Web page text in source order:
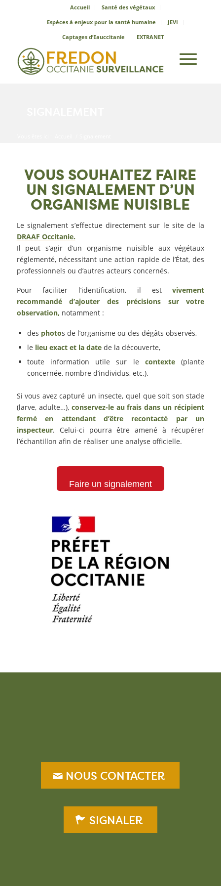
Accueil
Santé des végétaux
Espèces à enjeux pour la santé humaine
JEVI
Captages d’Eauccitanie
EXTRANET
VOUS SOUHAITEZ FAIRE
UN SIGNALEMENT D’UN
ORGANISME NUISIBLE
Le signalement s’effectue directement sur le site de la
DRAAF Occitanie.
Il peut s’agir d’un organisme nuisible aux végétaux
réglementé, nécessitant une action rapide de l’État, des
professionnels ou d’autres acteurs concernés.
Pour faciliter l’identification, il estvivement
recommandé d’ajouter des précisions sur votre
observation, notamment :
des photos de l’organisme ou des dégâts observés,
le lieu exact et la datede la découverte,
toute information utile sur lecontexte (plante
concernée, nombre d’individus, etc.).
Si vous avez capturé un insecte, quel que soit son stade
(larve, adulte…), conservez-le au frais dans un récipient
fermé en attendant d’être recontacté par un
inspecteur. Celui-ci pourra être amené à récupérer
l’échantillon afin de réaliser une analyse officielle.
Faire un signalement
NOUS CONTACTER
SIGNALER